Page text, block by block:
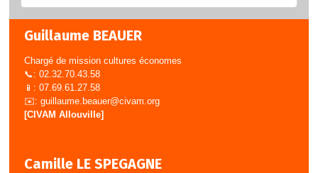
Guillaume BEAUER
Chargé de mission cultures économes
📞: 02.32.70.43.58
📱: 07.69.61.27.58
✉️: guillaume.beauer@civam.org
[CIVAM Allouville]
Camille LE SPEGAGNE